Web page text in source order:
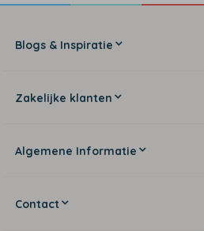
Blogs & Inspiratie
Zakelijke klanten
Algemene Informatie
Contact